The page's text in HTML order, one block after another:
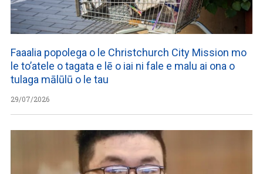
Faaalia popolega o le Christchurch City Mission mo
le to’atele o tagata e lē o iai ni fale e malu ai ona o
tulaga mālūlū o le tau
29/07/2026